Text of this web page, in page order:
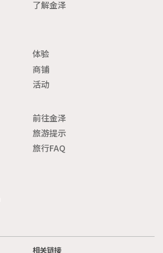
了解金泽
体验
商铺
活动
前往金泽
旅游提示
旅行FAQ
相关链接